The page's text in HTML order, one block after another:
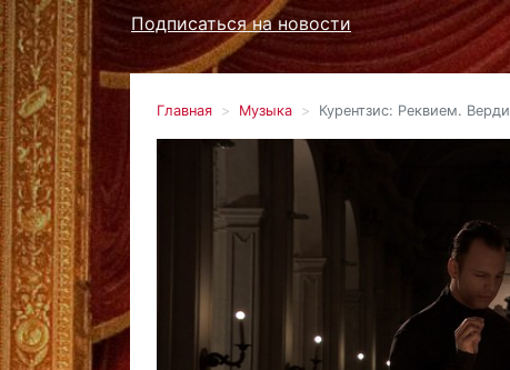
Подписаться на новости
Главная Музыка Курентзис: Реквием. Верди